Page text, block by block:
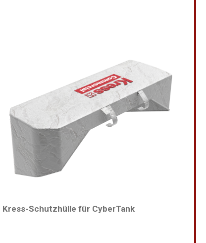
Kress-Schutzhülle für CyberTank